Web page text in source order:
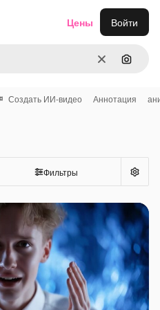
ОчиститьПоиск
Цены Войти
Создать ИИ-видео Аннотация
Фильтры